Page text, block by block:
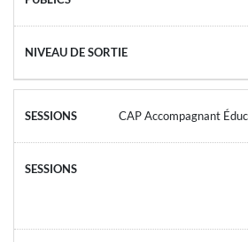
CAP Accompagnant